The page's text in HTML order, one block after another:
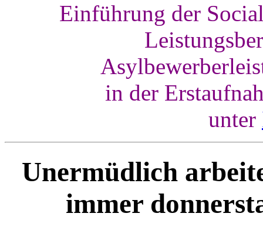
Einführung der
in der
unter
Unermüdlich
immer